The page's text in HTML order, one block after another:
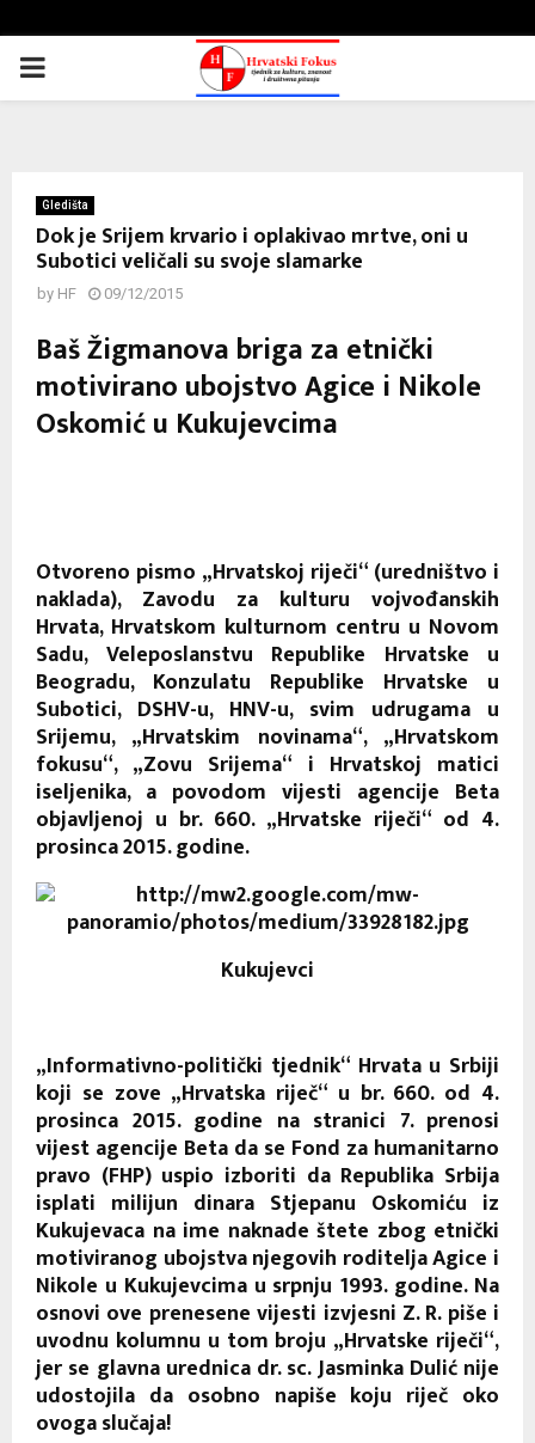
PRIMARY
Gledišta
Dok je Srijem krvario i oplakivao mrtve, oni u
Subotici veličali su svoje slamarke
by HF 09/12/2015
Baš Žigmanova briga za etnički
motivirano ubojstvo Agice i Nikole
Oskomić u Kukujevcima
Otvoreno pismo „Hrvatskoj riječi“ (uredništvo i
naklada), Zavodu za kulturu vojvođanskih
Hrvata, Hrvatskom kulturnom centru u Novom
Sadu, Veleposlanstvu Republike Hrvatske u
Beogradu, Konzulatu Republike Hrvatske u
Subotici, DSHV-u, HNV-u, svim udrugama u
Srijemu, „Hrvatskim novinama“, „Hrvatskom
fokusu“, „Zovu Srijema“ i Hrvatskoj matici
iseljenika, a povodom vijesti agencije Beta
objavljenoj u br. 660. „Hrvatske riječi“ od 4.
prosinca 2015. godine.
Kukujevci
„Informativno-politički tjednik“ Hrvata u Srbiji
koji se zove „Hrvatska riječ“ u br. 660. od 4.
prosinca 2015. godine na stranici 7. prenosi
vijest agencije Beta da se Fond za humanitarno
pravo (FHP) uspio izboriti da Republika Srbija
isplati milijun dinara Stjepanu Oskomiću iz
Kukujevaca na ime naknade štete zbog etnički
motiviranog ubojstva njegovih roditelja Agice i
Nikole u Kukujevcima u srpnju 1993. godine. Na
osnovi ove prenesene vijesti izvjesni Z. R. piše i
uvodnu kolumnu u tom broju „Hrvatske riječi“,
jer se glavna urednica dr. sc. Jasminka Dulić nije
udostojila da osobno napiše koju riječ oko
ovoga slučaja!